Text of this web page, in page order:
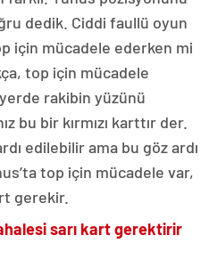
dedik. Ciddi faullü oyun
için mücadele ederken mi
top için mücadele
rakibin yüzünü
bu bir kırmızı karttır der.
edilebilir ama bu göz ardı
top için mücadele var,
gerekir.
sarı kart gerektirir